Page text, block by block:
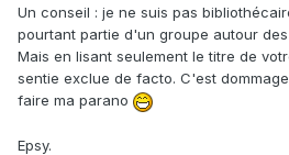
Un conseil : je ne suis pas
pourtant partie d'un groupe autour
Mais en lisant seulement le titre de
sentie exclue de facto. C'est
faire ma parano
Epsy.